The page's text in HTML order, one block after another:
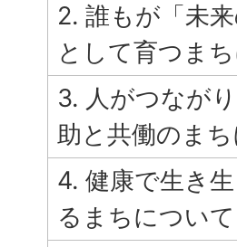
2. 誰もが「未
として育つま
3. 人がつなが
助と共働のま
4. 健康で生き
るまちについて